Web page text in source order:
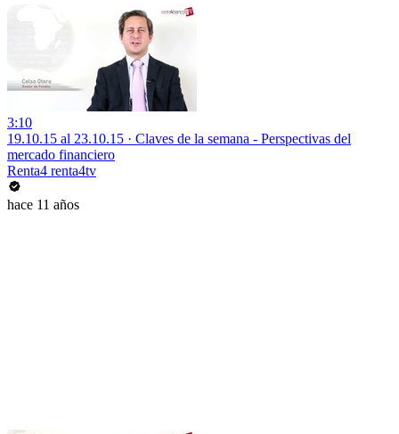
3:10
19.10.15 al 23.10.15 · Claves de la semana - Perspectivas del
mercado financiero
Renta4 renta4tv
hace 11 años